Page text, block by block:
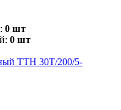
0 шт
0 шт
ТТН 30T/200/5-